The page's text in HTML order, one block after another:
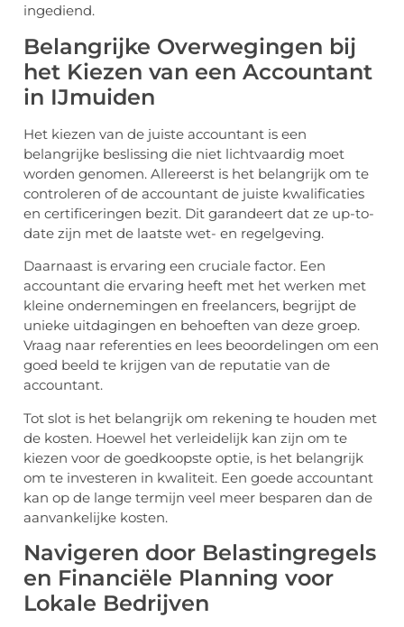
ingediend.
Belangrijke Overwegingen bij
het Kiezen van een Accountant
in IJmuiden
Het kiezen van de juiste accountant is een
belangrijke beslissing die niet lichtvaardig moet
worden genomen. Allereerst is het belangrijk om te
controleren of de accountant de juiste kwalificaties
en certificeringen bezit. Dit garandeert dat ze up-to-
date zijn met de laatste wet- en regelgeving.
Daarnaast is ervaring een cruciale factor. Een
accountant die ervaring heeft met het werken met
kleine ondernemingen en freelancers, begrijpt de
unieke uitdagingen en behoeften van deze groep.
Vraag naar referenties en lees beoordelingen om een
goed beeld te krijgen van de reputatie van de
accountant.
Tot slot is het belangrijk om rekening te houden met
de kosten. Hoewel het verleidelijk kan zijn om te
kiezen voor de goedkoopste optie, is het belangrijk
om te investeren in kwaliteit. Een goede accountant
kan op de lange termijn veel meer besparen dan de
aanvankelijke kosten.
Navigeren door Belastingregels
en Financiële Planning voor
Lokale Bedrijven